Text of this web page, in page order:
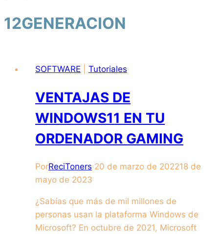
12GENERACION
SOFTWARE Tutoriales
VENTAJAS DE
WINDOWS11 EN TU
ORDENADOR GAMING
PorReciToners 20 de marzo de 202218 de
mayo de 2023
¿Sabías que más de mil millones de
personas usan la plataforma Windows de
Microsoft? En octubre de 2021, Microsoft